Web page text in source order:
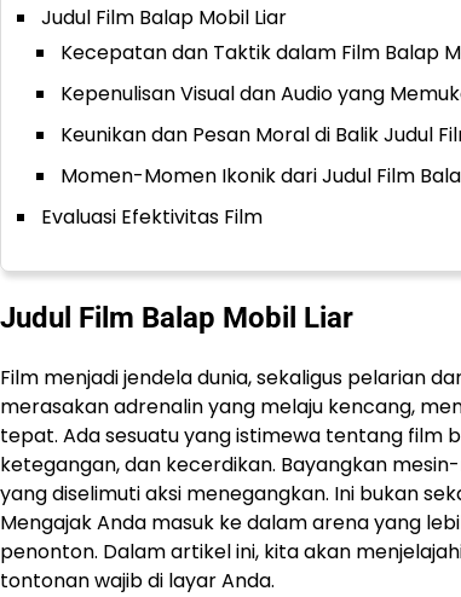
Judul Film Balap Mobil Liar
Kecepatan dan Taktik dalam Film Balap
Kepenulisan Visual dan Audio yang
Keunikan dan Pesan Moral di Balik Judul
Momen-Momen Ikonik dari Judul Film
Evaluasi Efektivitas Film
Judul Film Balap Mobil Liar
Film menjadi jendela dunia, sekaligus pelarian
merasakan adrenalin yang melaju kencang,
tepat. Ada sesuatu yang istimewa tentang film
ketegangan, dan kecerdikan. Bayangkan
yang diselimuti aksi menegangkan. Ini bukan
Mengajak Anda masuk ke dalam arena yang
penonton. Dalam artikel ini, kita akan
tontonan wajib di layar Anda.